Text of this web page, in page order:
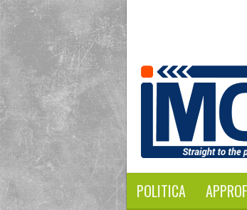
POLITICA